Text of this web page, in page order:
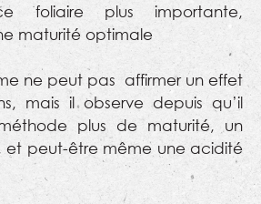
foliaire plus importante,
maturité optimale
ne peut pas affirmer un effet
mais il observe depuis qu’il
plus de maturité, un
et peut-être même une acidité